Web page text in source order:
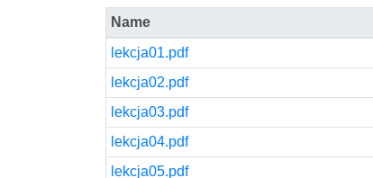
Name
lekcja01.pdf
lekcja02.pdf
lekcja03.pdf
lekcja04.pdf
lekcja05.pdf